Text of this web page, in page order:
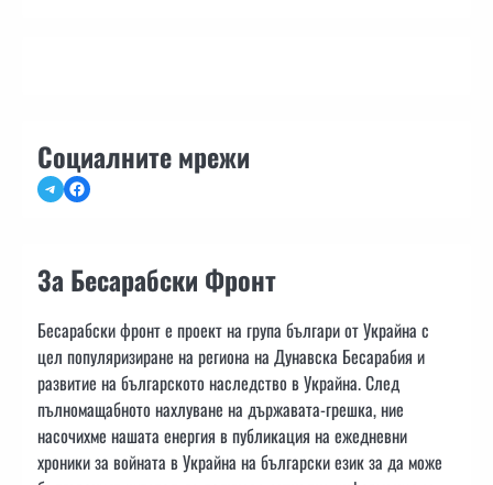
Социалните мрежи
TelegramFacebook
За Бесарабски Фронт
Бесарабски фронт е проект на група българи от Украйна с
цел популяризиране на региона на Дунавска Бесарабия и
развитие на българското наследство в Украйна. След
пълномащабното нахлуване на държавата-грешка, ние
насочихме нашата енергия в публикация на ежедневни
хроники за войната в Украйна на български език за да може